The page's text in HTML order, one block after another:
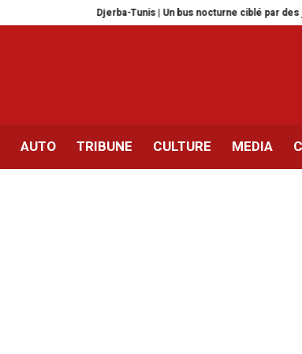
Djerba-Tunis | Un bus nocturne ciblé par des jets de pierres
AUTO TRIBUNE CULTURE MEDIA